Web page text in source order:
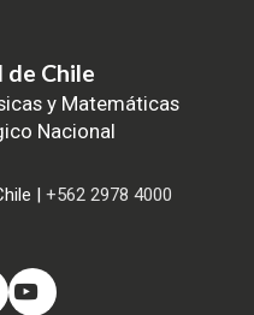
de Chile
y Matemáticas
Nacional
| +562 2978 4000